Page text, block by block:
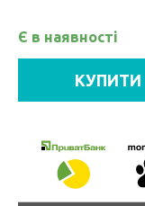
Є в наявності
КУПИТИ